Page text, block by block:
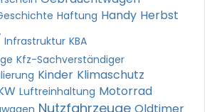
Haftung Handy Herbst
Infrastruktur KBA
Kfz-Sachverständiger
Kinder Klimaschutz
Luftreinhaltung Motorrad
Nutzfahrzeuge